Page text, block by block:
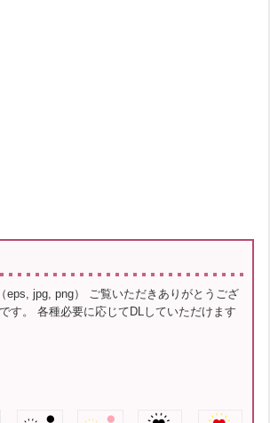
jpg, png） ご覧いただきありがとうござ
す。 各種必要に応じてDLしていただけます